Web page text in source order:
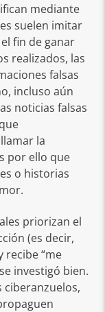
mediante
suelen imitar
fin de ganar
realizados, las
falsas
incluso aún
noticias falsas
la
por ello que
o historias
priorizan el
(es decir,
recibe “me
investigó bien.
ciberanzuelos,